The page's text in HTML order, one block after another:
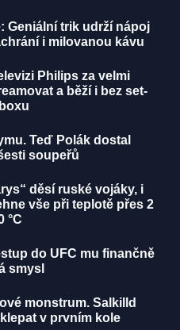
Geniální trik udrží nápoj
i milovanou kávu
Philips za velmi
a běží i bez set-
Teď Polák dostal
soupeřů
děsí ruské vojáky, i
vše při teplotě přes 2
°C
do UFC mu finančně
smysl
monstrum. Salkilld
v prvním kole